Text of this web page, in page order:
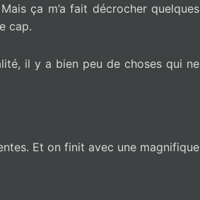
ça m’a fait décrocher quelques
cap.
il y a bien peu de choses qui ne
Et on finit avec une magnifique